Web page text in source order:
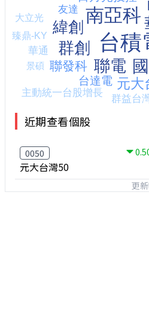
近期查看個股
0050
元大台灣50
更